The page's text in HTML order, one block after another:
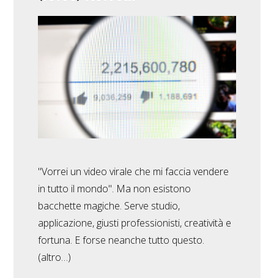
"Vorrei un video virale che mi faccia vendere
in tutto il mondo". Ma non esistono
bacchette magiche. Serve studio,
applicazione, giusti professionisti, creatività e
fortuna. E forse neanche tutto questo.
(altro…)